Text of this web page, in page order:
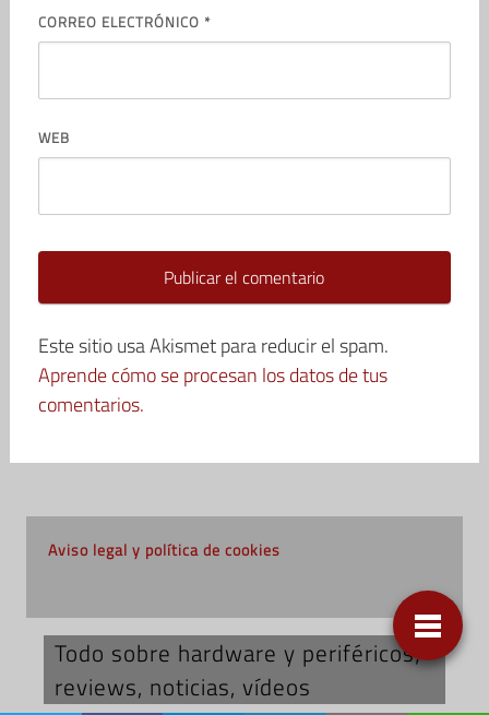
CORREO ELECTRÓNICO *
WEB
Este sitio usa Akismet para reducir el spam.
Aprende cómo se procesan los datos de tus
comentarios.
Aviso legal y política de cookies
Todo sobre hardware y periféricos;
reviews, noticias, vídeos